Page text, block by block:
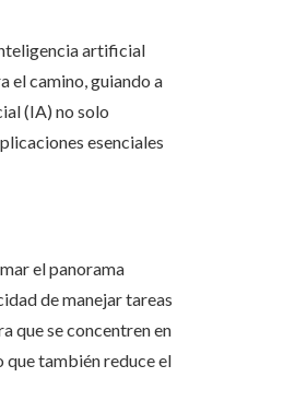
artificial
el camino, guiando a
(IA) no solo
esenciales
el panorama
de manejar tareas
que se concentren en
que también reduce el